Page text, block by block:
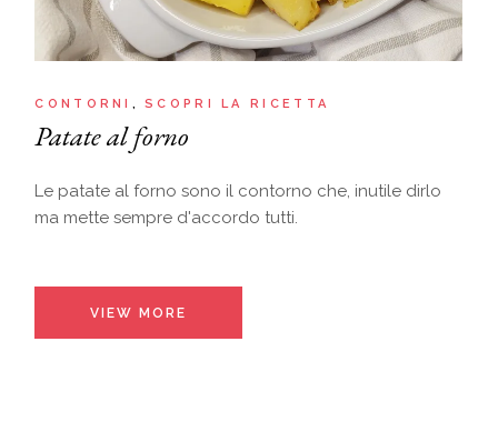
CONTORNI SCOPRI LA RICETTA
Patate al forno
Le patate al forno sono il contorno che, inutile dirlo
ma mette sempre d'accordo tutti.
VIEW MORE